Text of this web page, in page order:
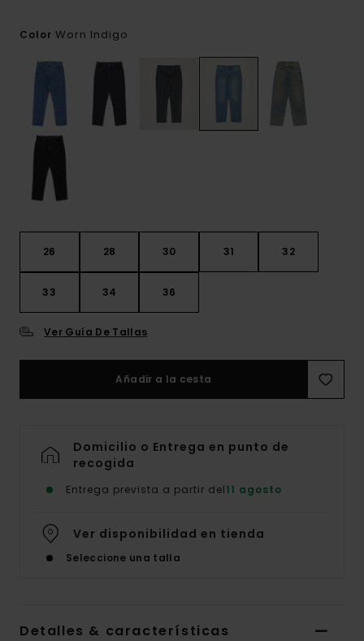
Color Worn Indigo
26 28 30 31 32
33 34 36
Ver Guía De Tallas
Añadir a la cesta
Domicilio o Entrega en punto de
recogida
Entrega prevista a partir del11 agosto
Ver disponibilidad en tienda
Seleccione una talla
Detalles & características